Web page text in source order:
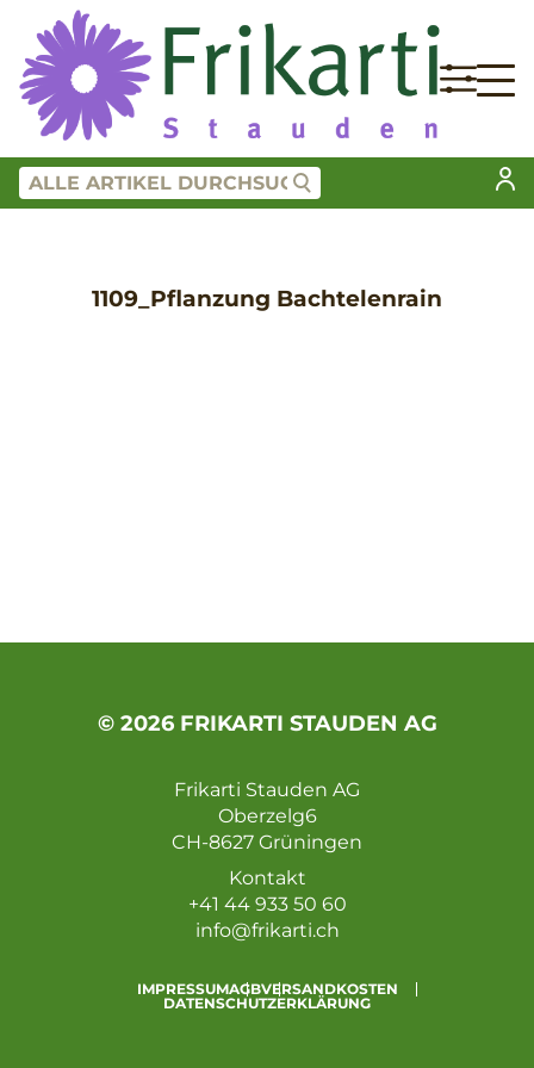
1109_Pflanzung Bachtelenrain
© 2026 FRIKARTI STAUDEN AG
Frikarti Stauden AG
Oberzelg6
CH-8627 Grüningen
Kontakt
+41 44 933 50 60
info@frikarti.ch
IMPRESSUMAGBVERSANDKOSTEN
DATENSCHUTZERKLÄRUNG